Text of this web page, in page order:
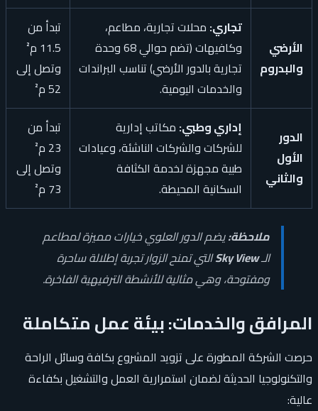
الأرضي
والبدروم
تجاري: محلات تجارية، مطاعم،
وكافيهات (تضم حوالي 68 وحدة
تجارية بالدور الأرضي) تناسب البراندات
والخدمات اليومية.
تبدأ من
11.5 م²
وتصل إلى
52 م²
الدور
الأول
والثاني
إداري وطبي: مكاتب إدارية
للشركات والشركات الناشئة، وعيادات
طبية مجهزة لخدمة الكثافة
السكانية المحيطة.
تبدأ من
23 م²
وتصل إلى
73 م²
ملاحظة:يضم الدور العلوي خيارات مميزة لمطاعم
الـSky Viewالتي تمنح الزوار تجربة إطلالة ساحرة
ومفتوحة، وهي مثالية للأنشطة الترفيهية الفاخرة.
المرافق والخدمات: بيئة عمل متكاملة
حرصت الشركة المطورة على تزويد المشروع بكافة وسائل الراحة
والتكنولوجيا الحديثة لضمان استمرارية العمل والتشغيل بكفاءة
عالية: